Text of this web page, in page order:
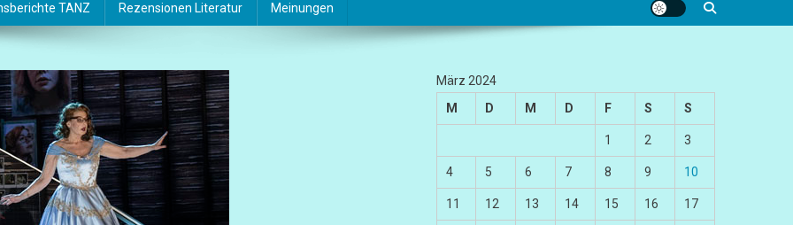
TANZ Rezensionen Literatur Meinungen
März 2024
M
D M D F S S
1 2 3
4 5 6 7 8 9 10
11 12 13 14 15 16 17